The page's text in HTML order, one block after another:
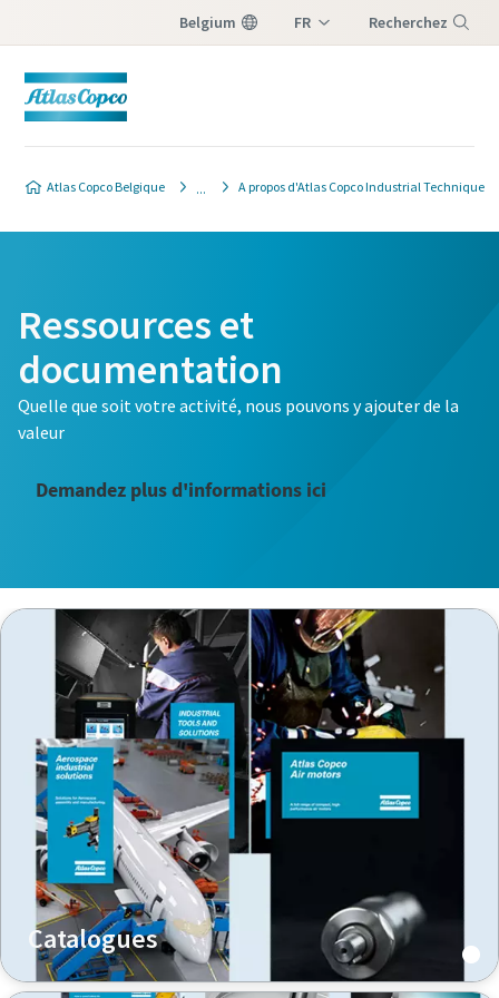
Belgium FR Recherchez
Atlas Copco Belgique A propos d'Atlas Copco Industrial Technique
Ressources et
documentation
Quelle que soit votre activité, nous pouvons y ajouter de la
valeur
Demandez plus d'informations ici
Catalogues